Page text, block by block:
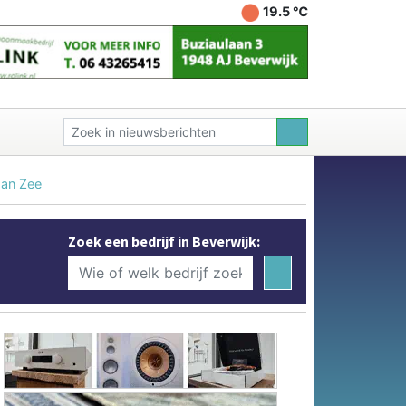
19.5 ℃
Zee
Zoek een bedrijf in Beverwijk: